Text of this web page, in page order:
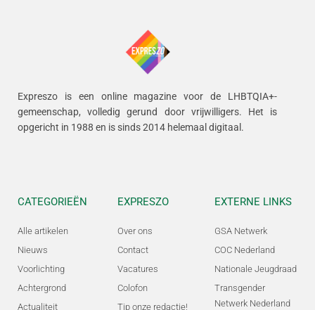
Expreszo is een online magazine voor de LHBTQIA+-
gemeenschap, volledig gerund door vrijwilligers. Het is
opgericht in 1988 en is sinds 2014 helemaal digitaal.
CATEGORIEËN
Alle artikelen
Nieuws
Voorlichting
Achtergrond
Actualiteit
EXPRESZO
Over ons
Contact
Vacatures
Colofon
Tip onze redactie!
EXTERNE LINKS
GSA Netwerk
COC Nederland
Nationale Jeugdraad
Transgender
Netwerk Nederland